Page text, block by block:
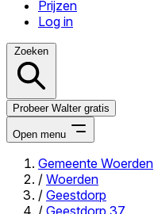
Prijzen
Log in
Zoeken
Probeer Walter gratis
Open menu
Close menu
Gemeente Woerden
/ Woerden
/ Geestdorp
/ Geestdorp 37